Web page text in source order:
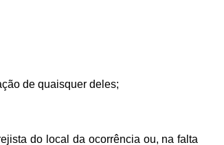
de quaisquer deles;
do local da ocorrência ou, na falta